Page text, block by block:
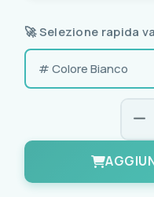
🚀 Selezione rapida